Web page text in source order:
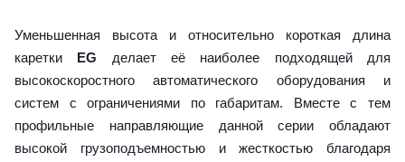
Уменьшенная высота и относительно короткая длина
каретки EG делает её наиболее подходящей для
высокоскоростного автоматического оборудования и
систем с ограничениями по габаритам. Вместе с тем
профильные направляющие данной серии обладают
высокой грузоподъемностью и жесткостью благодаря